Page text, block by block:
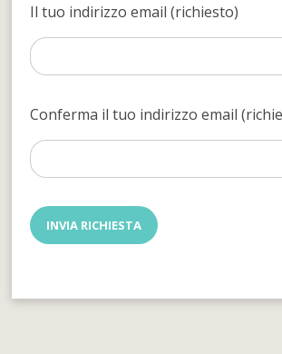
Il tuo indirizzo email (richiesto)
Conferma il tuo indirizzo email